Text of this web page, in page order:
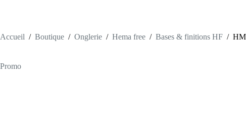
Accueil / Boutique / Onglerie / Hema free / Bases & finitions HF /
Promo